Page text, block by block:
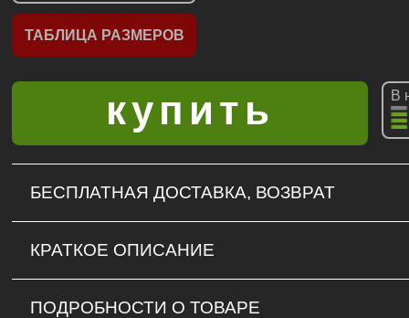
ТАБЛИЦА РАЗМЕРОВ
В
БЕСПЛАТНАЯ ДОСТАВКА, ВОЗВРАТ
КРАТКОЕ ОПИСАНИЕ
ПОДРОБНОСТИ О ТОВАРЕ